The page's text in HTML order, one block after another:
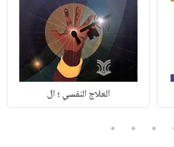
العلاج النفسي ؛ ال
3
4
5